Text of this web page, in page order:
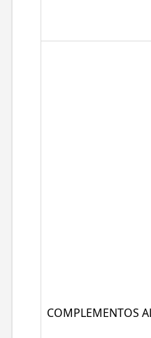
COMPLEMENTOS